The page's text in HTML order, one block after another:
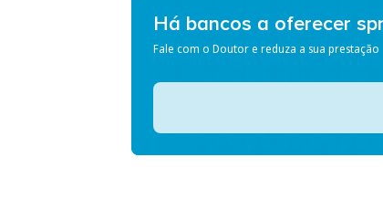
Há bancos a oferecer
Fale com o Doutor e reduza a sua prestação